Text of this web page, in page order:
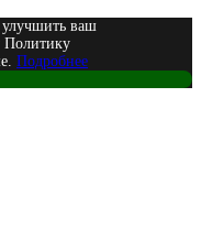
улучшить ваш
Политику
Подробнее